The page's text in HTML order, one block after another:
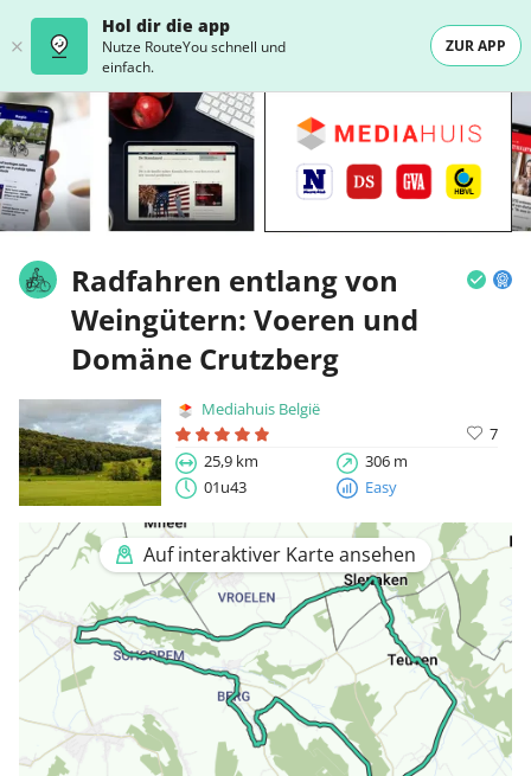
Hol dir die app
Nutze RouteYou schnell und
einfach.
ZUR APP
Radfahren entlang von
Weingütern: Voeren und
Domäne Crutzberg
Mediahuis België
7
25,9 km
306 m
01u43
Easy
Auf interaktiver Karte ansehen